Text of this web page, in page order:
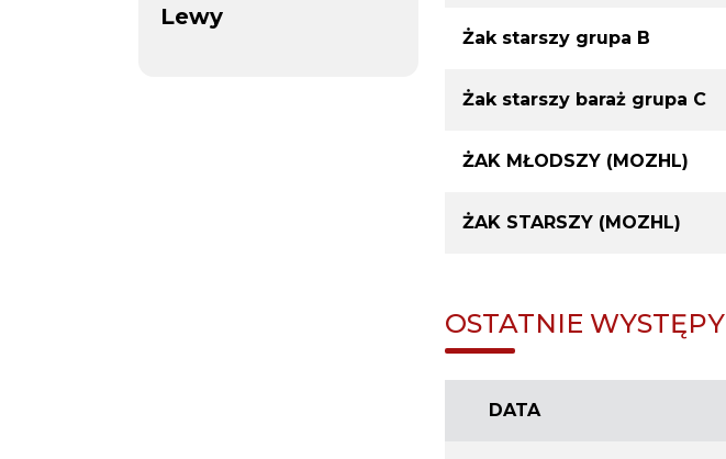
Lewy
Żak starszy grupa B
Żak starszy baraż grupa C
ŻAK MŁODSZY (MOZHL)
ŻAK STARSZY (MOZHL)
OSTATNIE WYSTĘPY
DATA